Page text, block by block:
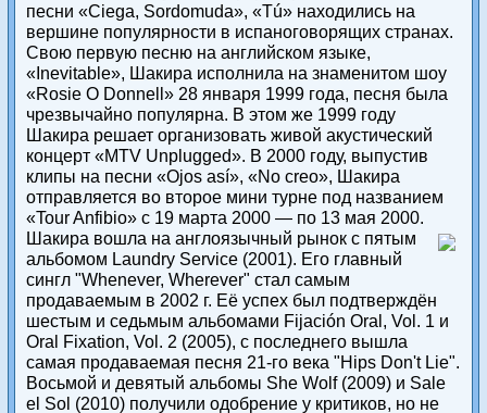
песни «Ciega, Sordomuda», «Tú» находились на
вершине популярности в испаноговорящих странах.
Свою первую песню на английском языке,
«Inevitable», Шакира исполнила на знаменитом шоу
«Rosie O Donnell» 28 января 1999 года, песня была
чрезвычайно популярна. В этом же 1999 году
Шакира решает организовать живой акустический
концерт «MTV Unplugged». В 2000 году, выпустив
клипы на песни «Ojos así», «No creo», Шакира
отправляется во второе мини турне под названием
«Tour Anfibio» с 19 марта 2000 — по 13 мая 2000.
Шакира вошла на англоязычный рынок с пятым
альбомом Laundry Service (2001). Его главный
сингл "Whenever, Wherever" стал самым
продаваемым в 2002 г. Её успех был подтверждён
шестым и седьмым альбомами Fijación Oral, Vol. 1 и
Oral Fixation, Vol. 2 (2005), с последнего вышла
самая продаваемая песня 21-го века "Hips Don't Lie".
Восьмой и девятый альбомы She Wolf (2009) и Sale
el Sol (2010) получили одобрение у критиков, но не